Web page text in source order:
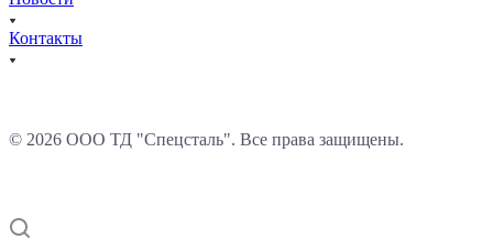
Контакты
© 2026 ООО ТД "Спецсталь". Все права защищены.